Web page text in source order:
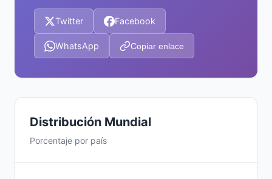
Twitter Facebook
WhatsApp Copiar enlace
Distribución Mundial
Porcentaje por país